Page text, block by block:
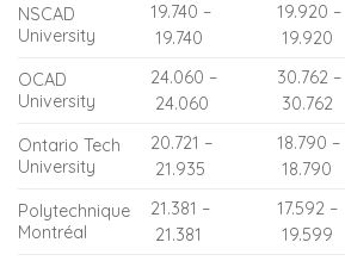
NSCAD
University
19.740 –
19.740
19.920 –
19.920
OCAD
University
24.060 –
24.060
30.762 –
30.762
Ontario Tech
University
20.721 –
21.935
18.790 –
18.790
Polytechnique
Montréal
21.381 –
21.381
17.592 –
19.599